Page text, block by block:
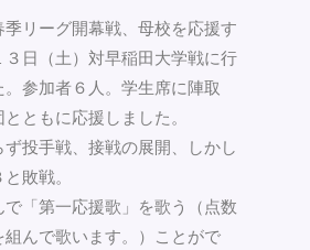
リーグ開幕戦、母校を応援す
日（土）対早稲田大学戦に行
参加者６人。学生席に陣取
ともに応援しました。
投手戦、接戦の展開、しかし
敗戦。
で「第一応援歌」を歌う（点数
組んで歌います。）ことがで